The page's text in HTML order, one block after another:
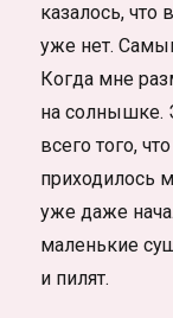
казалось, что
уже нет.
Когда мне
на солнышке.
всего того,
приходилось
уже даже
маленькие
и пилят.